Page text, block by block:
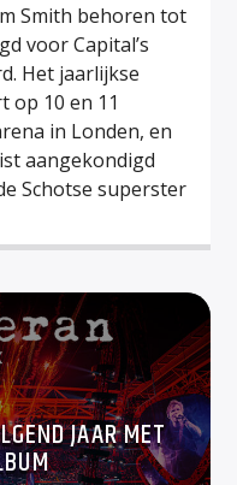
Smith behoren tot
voor Capital’s
Het jaarlijkse
op 10 en 11
in Londen, en
aangekondigd
Schotse superster
JAAR MET